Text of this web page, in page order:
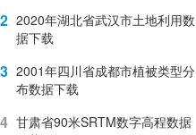
2 2020年湖北省武汉市土地利用数
据下载
3 2001年四川省成都市植被类型分
布数据下载
4 甘肃省90米SRTM数字高程数据